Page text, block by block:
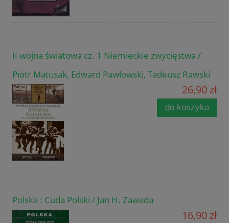
II wojna światowa cz. 1 Niemieckie zwycięstwa /
Piotr Matusak, Edward Pawłowski, Tadeusz Rawski
26,90 zł
do koszyka
Polska : Cuda Polski / Jan H. Zawada
16,90 zł